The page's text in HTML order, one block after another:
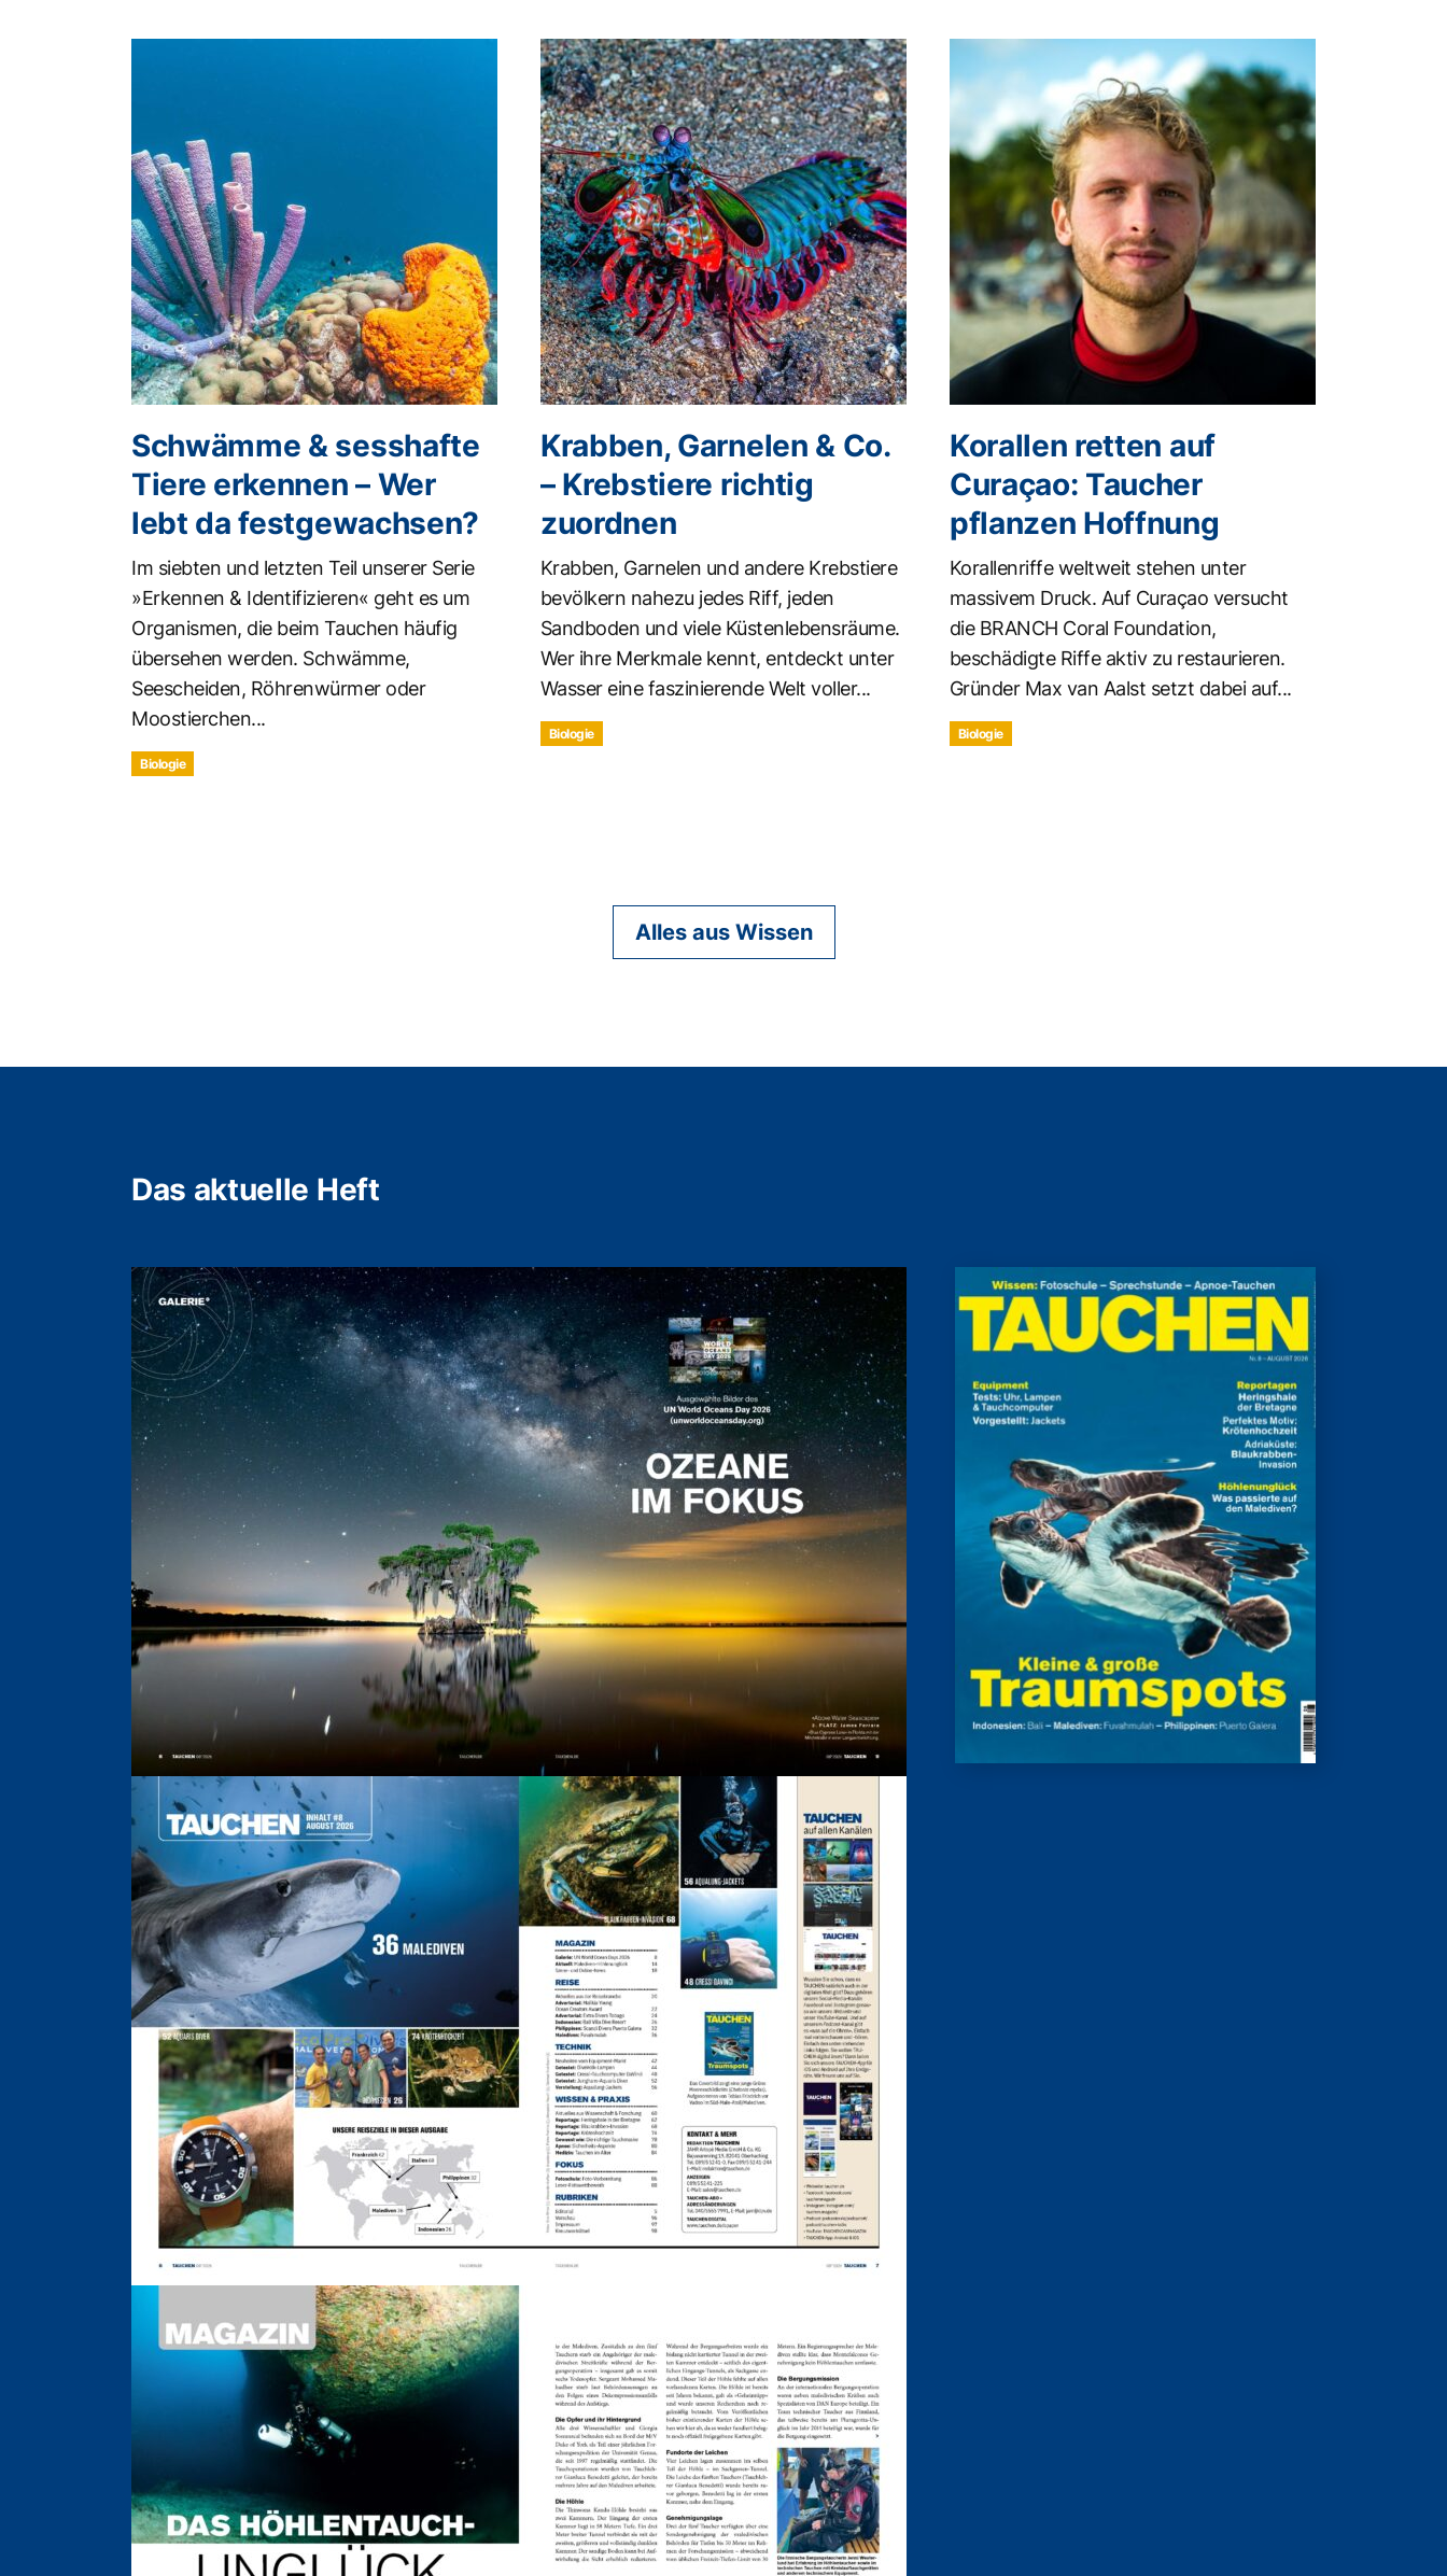
Schwämme & sesshafte
Tiere erkennen – Wer
lebt da festgewachsen?
Im siebten und letzten Teil unserer Serie
»Erkennen & Identifizieren« geht es um
Organismen, die beim Tauchen häufig
übersehen werden. Schwämme,
Seescheiden, Röhrenwürmer oder
Moostierchen...
Biologie
Krabben, Garnelen & Co.
– Krebstiere richtig
zuordnen
Krabben, Garnelen und andere Krebstiere
bevölkern nahezu jedes Riff, jeden
Sandboden und viele Küstenlebensräume.
Wer ihre Merkmale kennt, entdeckt unter
Wasser eine faszinierende Welt voller...
Biologie
Korallen retten auf
Curaçao: Taucher
pflanzen Hoffnung
Korallenriffe weltweit stehen unter
massivem Druck. Auf Curaçao versucht
die BRANCH Coral Foundation,
beschädigte Riffe aktiv zu restaurieren.
Gründer Max van Aalst setzt dabei auf...
Biologie
Alles aus Wissen
Das aktuelle Heft